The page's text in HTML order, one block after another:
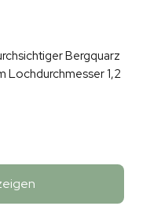
Bergquarz
Lochdurchmesser 1,2